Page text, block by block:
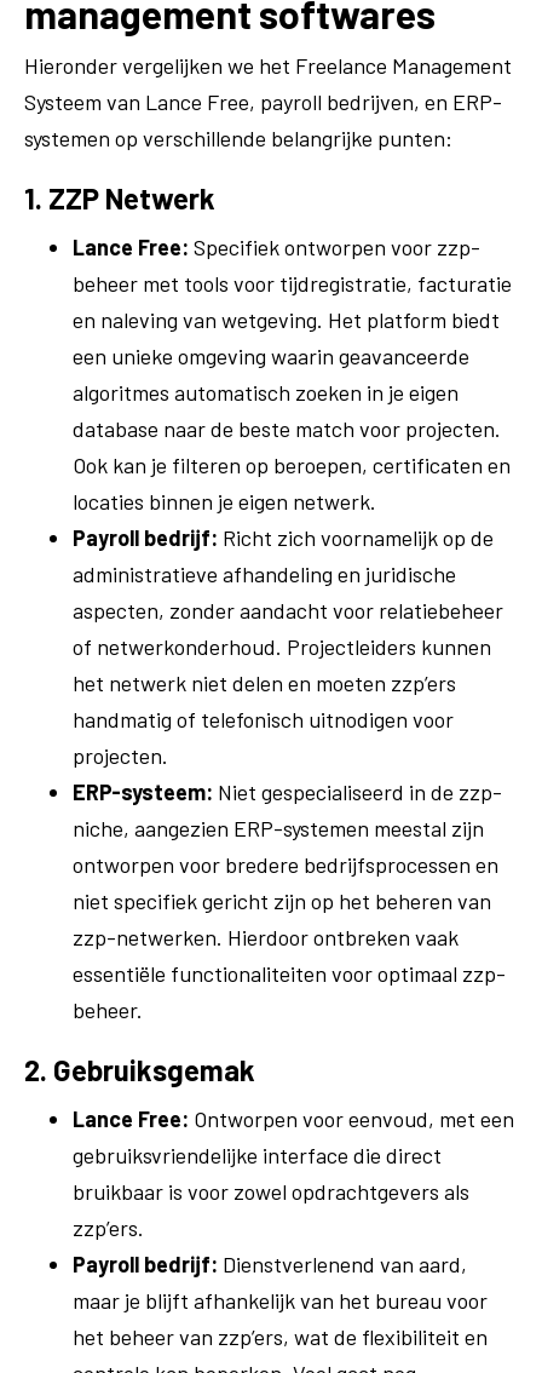
management softwares
Hieronder vergelijken we het Freelance Management
Systeem van Lance Free, payroll bedrijven, en ERP-
systemen op verschillende belangrijke punten:
1. ZZP Netwerk
Lance Free: Specifiek ontworpen voor zzp-
beheer met tools voor tijdregistratie, facturatie
en naleving van wetgeving. Het platform biedt
een unieke omgeving waarin geavanceerde
algoritmes automatisch zoeken in je eigen
database naar de beste match voor projecten.
Ook kan je filteren op beroepen, certificaten en
locaties binnen je eigen netwerk.
Payroll bedrijf: Richt zich voornamelijk op de
administratieve afhandeling en juridische
aspecten, zonder aandacht voor relatiebeheer
of netwerkonderhoud. Projectleiders kunnen
het netwerk niet delen en moeten zzp’ers
handmatig of telefonisch uitnodigen voor
projecten.
ERP-systeem: Niet gespecialiseerd in de zzp-
niche, aangezien ERP-systemen meestal zijn
ontworpen voor bredere bedrijfsprocessen en
niet specifiek gericht zijn op het beheren van
zzp-netwerken. Hierdoor ontbreken vaak
essentiële functionaliteiten voor optimaal zzp-
beheer.
2. Gebruiksgemak
Lance Free: Ontworpen voor eenvoud, met een
gebruiksvriendelijke interface die direct
bruikbaar is voor zowel opdrachtgevers als
zzp’ers.
Payroll bedrijf: Dienstverlenend van aard,
maar je blijft afhankelijk van het bureau voor
het beheer van zzp’ers, wat de flexibiliteit en